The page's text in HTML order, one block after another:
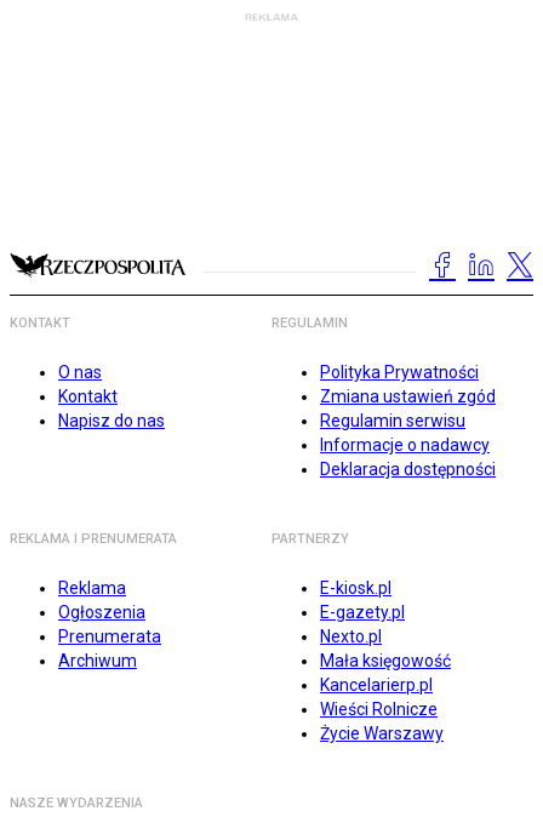
KONTAKT
O nas
Kontakt
Napisz do nas
REGULAMIN
Polityka Prywatności
Zmiana ustawień zgód
Regulamin serwisu
Informacje o nadawcy
Deklaracja dostępności
REKLAMA I PRENUMERATA
Reklama
Ogłoszenia
Prenumerata
Archiwum
PARTNERZY
E-kiosk.pl
E-gazety.pl
Nexto.pl
Mała księgowość
Kancelarierp.pl
Wieści Rolnicze
Życie Warszawy
NASZE WYDARZENIA